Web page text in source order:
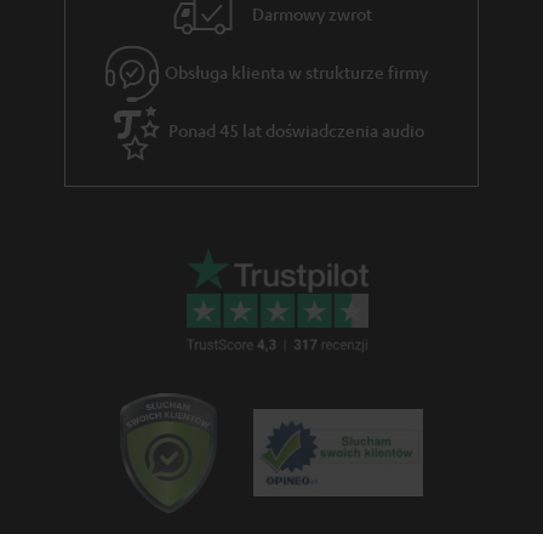
e
g
w
a
r
Darmowy zwrot
Obsługa klienta w strukturze firmy
Ponad 45 lat doświadczenia audio